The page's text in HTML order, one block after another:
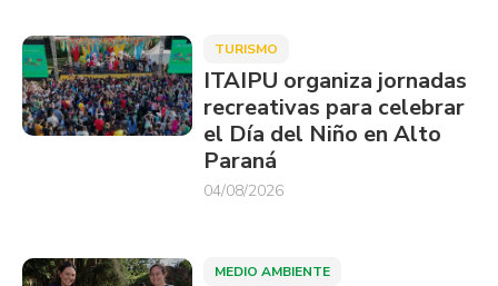
TURISMO
ITAIPU organiza jornadas
recreativas para celebrar
el Día del Niño en Alto
Paraná
04/08/2026
MEDIO AMBIENTE